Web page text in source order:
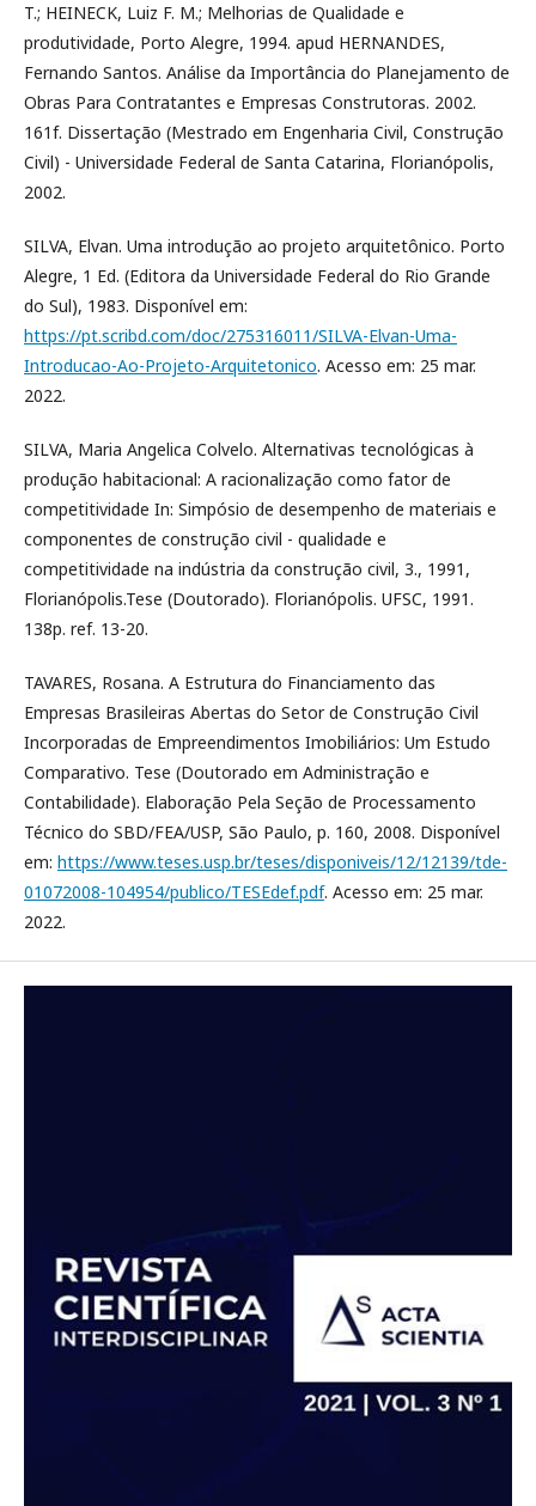
T.; HEINECK, Luiz F. M.; Melhorias de Qualidade e
produtividade, Porto Alegre, 1994. apud HERNANDES,
Fernando Santos. Análise da Importância do Planejamento de
Obras Para Contratantes e Empresas Construtoras. 2002.
161f. Dissertação (Mestrado em Engenharia Civil, Construção
Civil) - Universidade Federal de Santa Catarina, Florianópolis,
2002.
SILVA, Elvan. Uma introdução ao projeto arquitetônico. Porto
Alegre, 1 Ed. (Editora da Universidade Federal do Rio Grande
do Sul), 1983. Disponível em:
https://pt.scribd.com/doc/275316011/SILVA-Elvan-Uma-
Introducao-Ao-Projeto-Arquitetonico. Acesso em: 25 mar.
2022.
SILVA, Maria Angelica Colvelo. Alternativas tecnológicas à
produção habitacional: A racionalização como fator de
competitividade In: Simpósio de desempenho de materiais e
componentes de construção civil - qualidade e
competitividade na indústria da construção civil, 3., 1991,
Florianópolis.Tese (Doutorado). Florianópolis. UFSC, 1991.
138p. ref. 13-20.
TAVARES, Rosana. A Estrutura do Financiamento das
Empresas Brasileiras Abertas do Setor de Construção Civil
Incorporadas de Empreendimentos Imobiliários: Um Estudo
Comparativo. Tese (Doutorado em Administração e
Contabilidade). Elaboração Pela Seção de Processamento
Técnico do SBD/FEA/USP, São Paulo, p. 160, 2008. Disponível
em: https://www.teses.usp.br/teses/disponiveis/12/12139/tde-
01072008-104954/publico/TESEdef.pdf. Acesso em: 25 mar.
2022.